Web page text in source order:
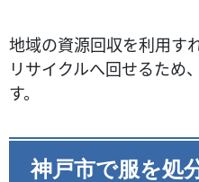
地域の資源回収を利用す
リサイクルへ回せるため
す。
神戸市で服を処